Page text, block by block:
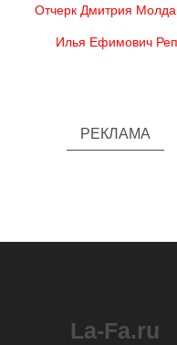
Отчерк Дмитрия
Илья Ефимович
РЕКЛАМА
La-Fa.ru